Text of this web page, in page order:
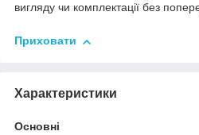
вигляду чи комплектації без
Приховати
Характеристики
Основні